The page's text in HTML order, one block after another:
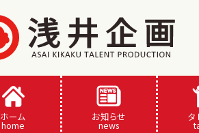
ホーム
home
お知らせ
news
タ